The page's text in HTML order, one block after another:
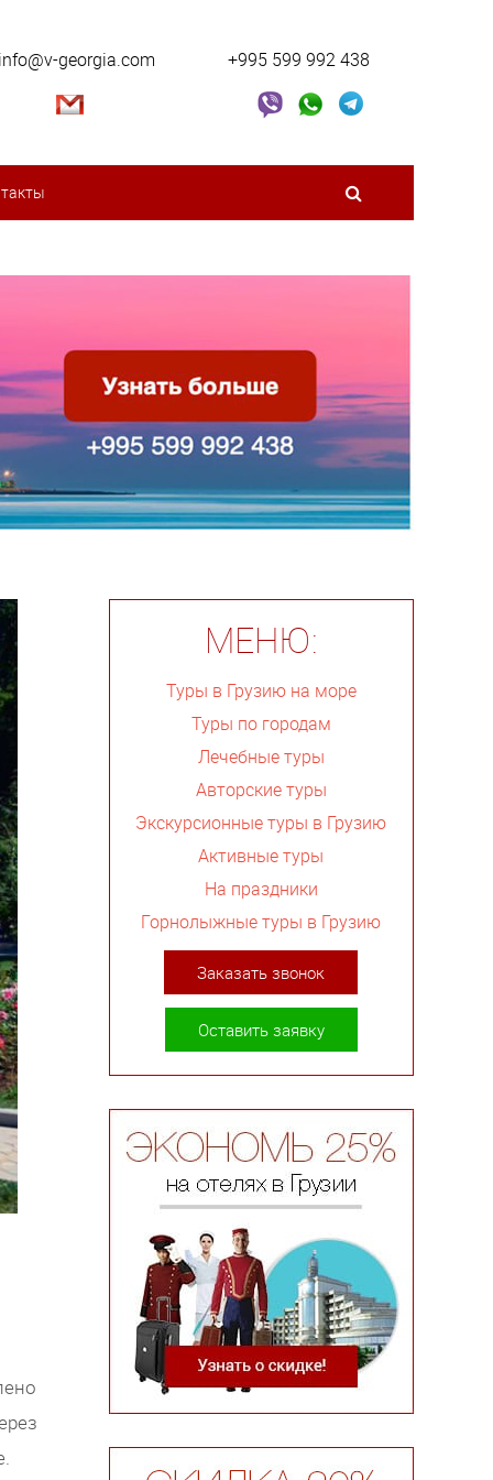
georgia.com +995 599 992 438
МЕНЮ:
Туры в Грузию на море
Туры по городам
Лечебные туры
Авторские туры
Экскурсионные туры в Грузию
Активные туры
На праздники
Горнолыжные туры в Грузию
Заказать звонок
Оставить заявку